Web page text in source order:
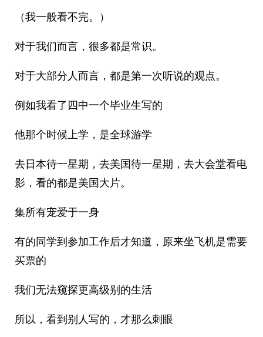
（我一般看不完。）
对于我们而言，很多都是常识。
对于大部分人而言，都是第一次听说的观点。
例如我看了四中一个毕业生写的
他那个时候上学，是全球游学
去日本待一星期，去美国待一星期，去大会堂看电
影，看的都是美国大片。
集所有宠爱于一身
有的同学到参加工作后才知道，原来坐飞机是需要
买票的
我们无法窥探更高级别的生活
所以，看到别人写的，才那么刺眼